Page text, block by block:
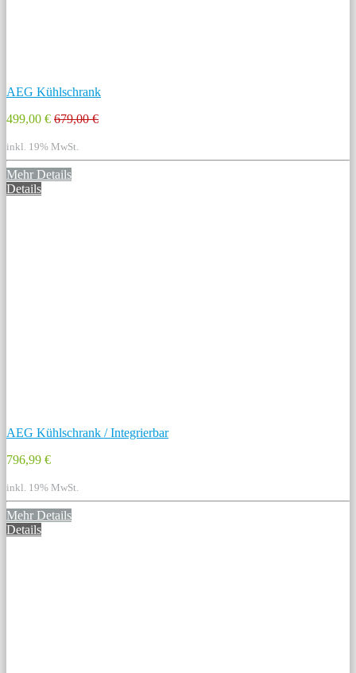
AEG Kühlschrank
499,00 € 679,00 €
inkl. 19% MwSt.
Mehr Details
Details
AEG Kühlschrank / Integrierbar
796,99 €
inkl. 19% MwSt.
Mehr Details
Details